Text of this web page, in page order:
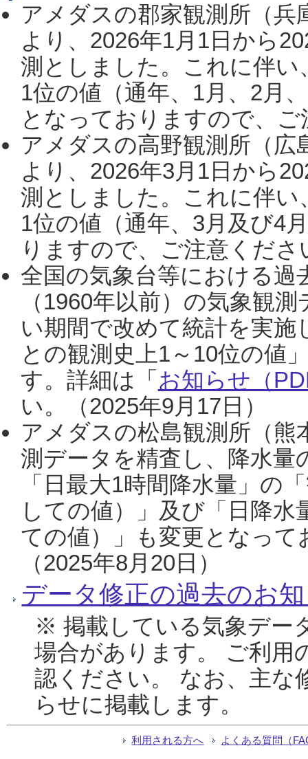
アメダスの郡家観測所（
より、2026年1月1日から
測としました。これに伴い
1位の値（通年、1月、2月
となっておりますので、
アメダスの高野観測所（
より、2026年3月1日から
測としました。これに伴い
1位の値（通年、3月及び4
りますので、ご注意くだ
全国の気象台等における過
（1960年以前）の気象観
い期間で改めて統計を実
との観測史上1～10位の値
す。詳細は「 お知らせ（
い。（2025年9月17日）
アメダスの松島観測所（熊
測データを精査し、降水
「日最大1時間降水量」の
しての値）」及び「日降
ての値）」も変更となっ
（2025年8月20日）
データ修正の過去のお
※ 掲載している気象デー
場合があります。 ご利用
認ください。 なお、主な
らせに掲載します。
利用される方へ よくある質問（